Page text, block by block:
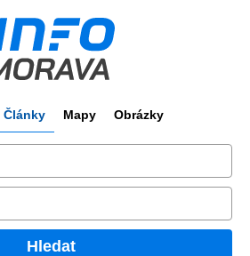
Články Mapy Obrázky
Hledat